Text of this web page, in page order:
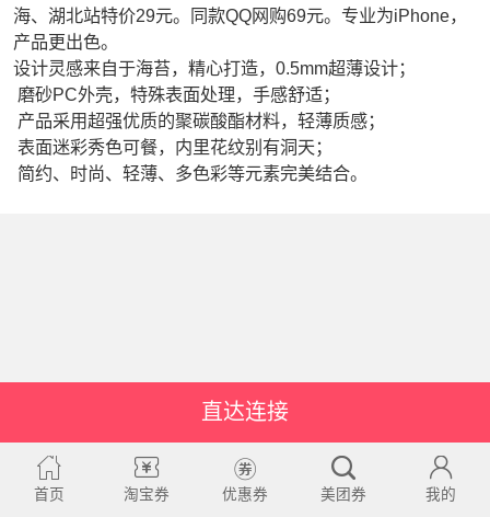
海、湖北站特价29元。同款QQ网购69元。专业为iPhone，
产品更出色。
设计灵感来自于海苔，精心打造，0.5mm超薄设计；
磨砂PC外壳，特殊表面处理，手感舒适；
产品采用超强优质的聚碳酸酯材料，轻薄质感；
表面迷彩秀色可餐，内里花纹别有洞天；
简约、时尚、轻薄、多色彩等元素完美结合。
直达连接
首页 淘宝券 优惠券 美团券 我的